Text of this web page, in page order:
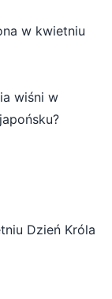
w kwietniu
wiśni w
Dzień Króla